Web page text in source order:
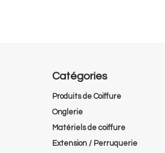
Catégories
Produits de Coiffure
Onglerie
Matériels de coiffure
Extension / Perruquerie